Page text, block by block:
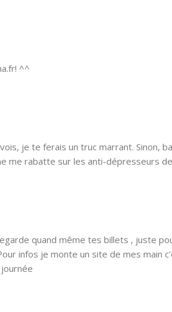
^^
je te ferais un truc marrant. Sinon,
me rabatte sur les anti-dépresseurs
quand même tes billets , juste
infos je monte un site de mes main